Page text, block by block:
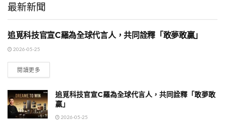
最新新聞
國際時事
追覓科技官宣C羅為全球代言人，共同詮釋「敢夢敢贏」
2026-05-25
閱讀更多
追覓科技官宣C羅為全球代言人，共同詮釋「敢夢敢
贏」
2026-05-25